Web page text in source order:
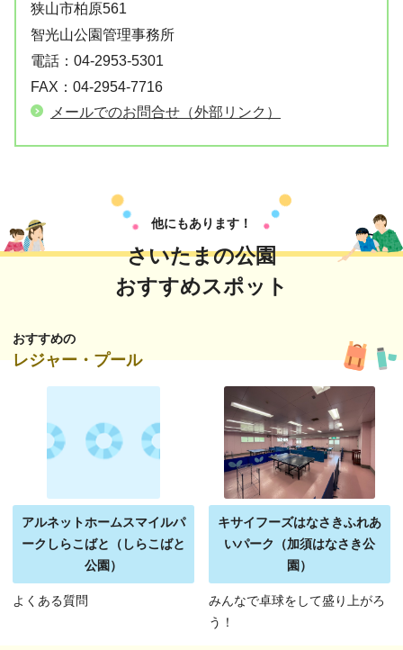
狭山市柏原561
智光山公園管理事務所
電話： 04-2953-5301
FAX： 04-2954-7716
メールでのお問合せ（外部リンク）
他にもあります！
さいたまの公園
おすすめスポット
おすすめの
レジャー・プール
アルネットホームスマイルパ
ークしらこばと（しらこばと
公園）
よくある質問
キサイフーズはなさきふれあ
いパーク（加須はなさき公
園）
みんなで卓球をして盛り上がろ
う！